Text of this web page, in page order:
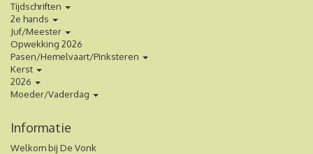
Tijdschriften
2e hands
Juf/Meester
Opwekking 2026
Pasen/Hemelvaart/Pinksteren
Kerst
2026
Moeder/Vaderdag
Informatie
Welkom bij De Vonk